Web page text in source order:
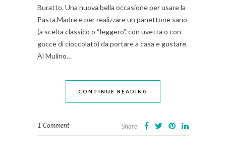
Buratto. Una nuova bella occasione per usare la
Pasta Madre e per realizzare un panettone sano
(a scelta classico o “leggero”, con uvetta o con
gocce di cioccolato) da portare a casa e gustare.
Al Mulino…
CONTINUE READING
1 Comment Share